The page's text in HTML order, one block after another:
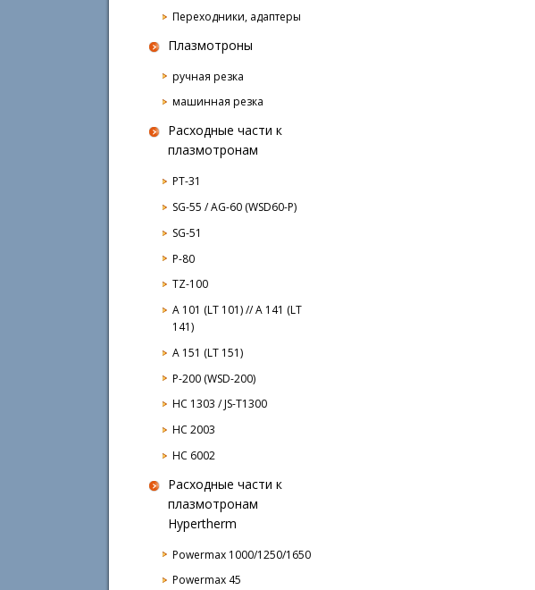
Переходники, адаптеры
Плазмотроны
ручная резка
машинная резка
Расходные части к
плазмотронам
PT-31
SG-55 / AG-60 (WSD60-P)
SG-51
P-80
TZ-100
A 101 (LT 101) // A 141 (LT
141)
A 151 (LT 151)
P-200 (WSD-200)
HC 1303 / JS-T1300
HC 2003
HC 6002
Расходные части к
плазмотронам
Hypertherm
Powermax 1000/1250/1650
Powermax 45